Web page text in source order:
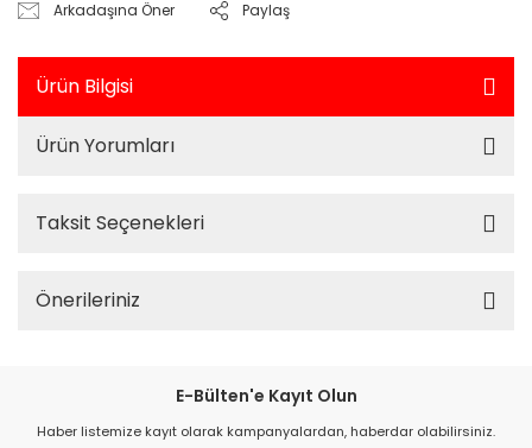
Arkadaşına Öner Paylaş
Ürün Bilgisi
Ürün Yorumları
Taksit Seçenekleri
Önerileriniz
E-Bülten'e Kayıt Olun
Haber listemize kayıt olarak kampanyalardan, haberdar olabilirsiniz.